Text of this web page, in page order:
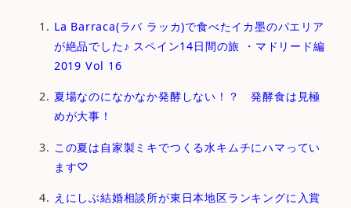
La Barraca(ラバ ラッカ)で食べたイカ墨のパエリア
が絶品でした♪ スペイン14日間の旅 ・マドリード編
2019 Vol 16
夏場なのになかなか発酵しない！？ 発酵食は見極
めが大事！
この夏は自家製ミキでつくる水キムチにハマってい
ます♡
えにしぶ結婚相談所が東日本地区ランキングに入賞